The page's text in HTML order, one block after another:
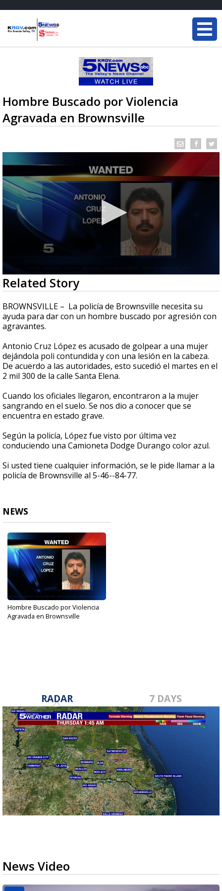
Hombre Buscado por Violencia
Agravada en Brownsville
0
seconds
of
36
seconds
Related Story
BROWNSVILLE – La policía de Brownsville necesita su
ayuda para dar con un hombre buscado por agresión con
agravantes.
Antonio Cruz López es acusado de golpear a una mujer
dejándola poli contundida y con una lesión en la cabeza.
De acuerdo a las autoridades, esto sucedió el martes en el
2 mil 300 de la calle Santa Elena.
Cuando los oficiales llegaron, encontraron a la mujer
sangrando en el suelo. Se nos dio a conocer que se
encuentra en estado grave.
Según la policía, López fue visto por última vez
conduciendo una Camioneta Dodge Durango color azul.
Si usted tiene cualquier información, se le pide llamar a la
policía de Brownsville al 5-46--84-77.
NEWS
Hombre Buscado por Violencia
Agravada en Brownsville
RADAR 7 DAYS
News Video